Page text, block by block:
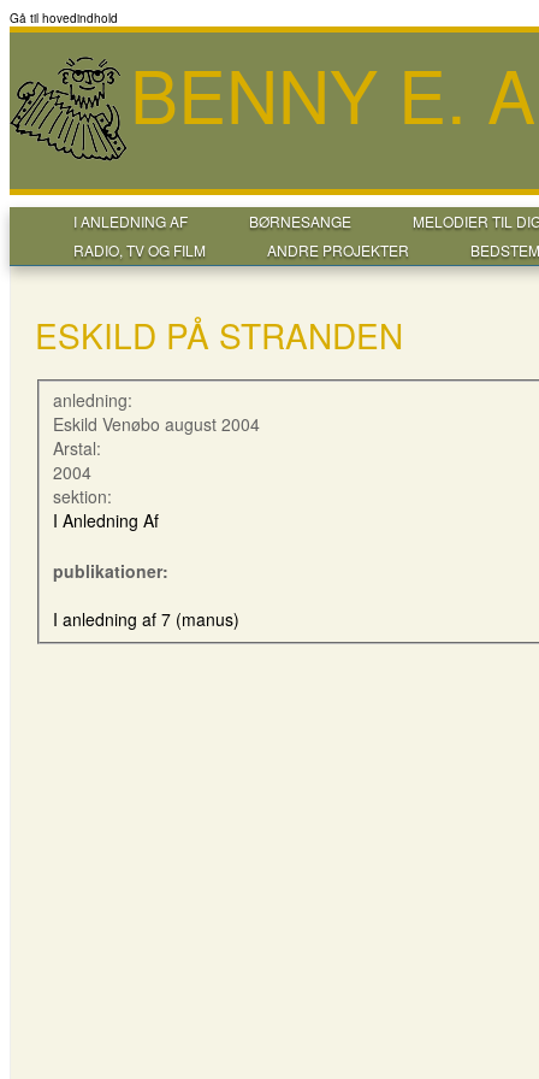
Gå til hovedindhold
BENNY E.
I ANLEDNING AF BØRNESANGE
MELODIER TIL
RADIO, TV OG FILM
ANDRE PROJEKTER
ESKILD PÅ STRANDEN
anledning:
Eskild Venøbo august 2004
Arstal:
2004
sektion:
I Anledning Af
publikationer:
I anledning af 7 (manus)